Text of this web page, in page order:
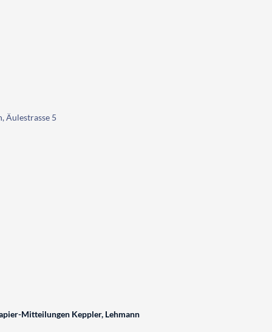
Äulestrasse 5
Mitteilungen Keppler, Lehmann